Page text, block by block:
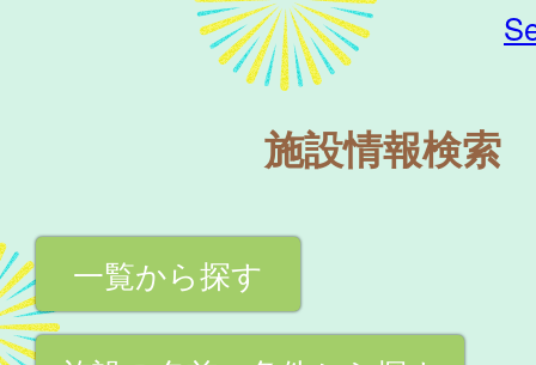
施設情報検索
一覧から探す